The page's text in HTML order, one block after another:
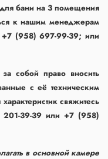
бани на 3 помещения
к нашим менеджерам
(958) 697-99-39; или
собой право вносить
с её техническим
свяжитесь
39-39 или +7 (958)
в основной камере